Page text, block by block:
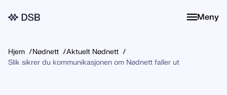
Meny
Meny
Hjem Nødnett
Aktuelt Nødnett
Slik sikrer du kommunikasjonen om Nødnett faller ut